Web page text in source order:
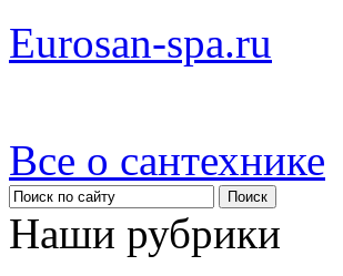
Eurosan-spa.ru
Все о сантехнике
Наши рубрики